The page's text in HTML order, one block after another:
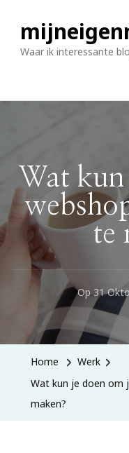
Waar ik interessante
Wat
te
Op31
Home
Werk
Wat kun je doen om
maken?